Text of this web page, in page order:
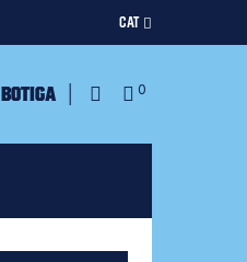
CAT
0
Botiga